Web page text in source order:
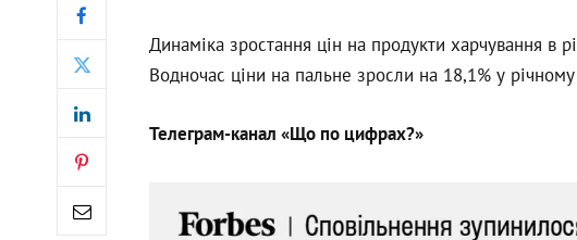
Динаміка зростання цін на продукти харчування в
Водночас ціни на пальне зросли на 18,1% у річному
Телеграм-канал «Що по цифрах?»